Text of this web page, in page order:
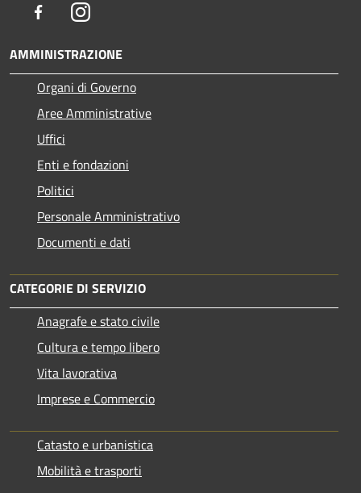
FacebookInstagram
AMMINISTRAZIONE
Organi di Governo
Aree Amministrative
Uffici
Enti e fondazioni
Politici
Personale Amministrativo
Documenti e dati
CATEGORIE DI SERVIZIO
Anagrafe e stato civile
Cultura e tempo libero
Vita lavorativa
Imprese e Commercio
Catasto e urbanistica
Mobilità e trasporti